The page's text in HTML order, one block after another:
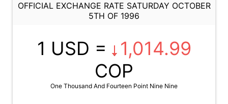
OFFICIAL EXCHANGE RATE SATURDAY OCTOBER
5TH OF 1996
1 USD =
1,014.99
COP
One Thousand And Fourteen Point Nine Nine